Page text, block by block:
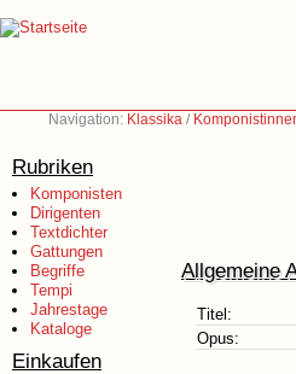
Navigation: Klassika /
Rubriken
Komponisten
Dirigenten
Textdichter
Gattungen
Begriffe
Tempi
Jahrestage
Kataloge
Einkaufen
Allgemeine
Titel:
Opus: